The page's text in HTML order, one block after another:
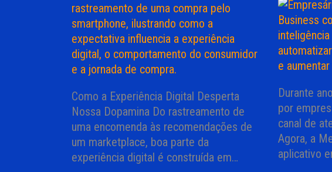
Como a Experiência Digital Desperta
Nossa Dopamina Do rastreamento de
uma encomenda às recomendações de
um marketplace, boa parte da
experiência digital é construída em…
Durante
por
canal de
Agora, a
aplicativo